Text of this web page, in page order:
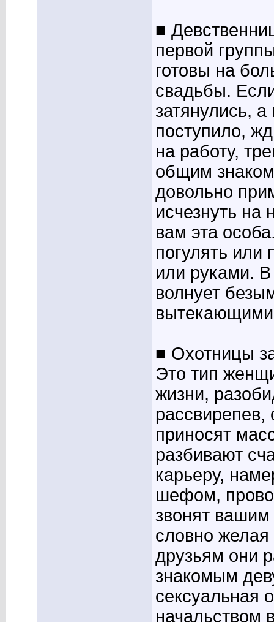
■
первой
готовы на
свадьбы.
затянулись,
поступило,
на работу,
общим
довольно
исчезнуть на
вам эта
погулять
или руками.
волнует
■ Охотницы
Это тип
жизни,
приносят
разбивают
карьеру,
шефом,
звонят
словно
друзьям они
знакомым
сексуальная
начальством